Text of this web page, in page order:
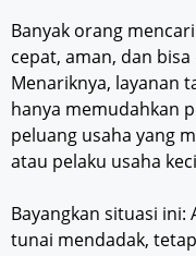
Banyak orang
cepat, aman, dan
Menariknya, layanan
hanya memudahkan
peluang usaha yang
atau pelaku usaha
Bayangkan situasi
tunai mendadak,